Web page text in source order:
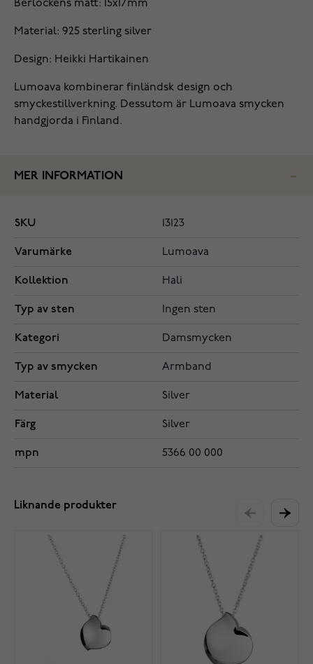
Berlockens mått: 15x17mm
Material: 925 sterling silver
Design: Heikki Hartikainen
Lumoava kombinerar finländsk design och
smyckestillverkning. Dessutom är Lumoava smycken
handgjorda i Finland.
MER INFORMATION
SKU 13123
Varumärke Lumoava
Kollektion Hali
Typ av sten Ingen sten
Kategori Damsmycken
Typ av smycken Armband
Material Silver
Färg Silver
mpn 5366 00 000
Liknande produkter